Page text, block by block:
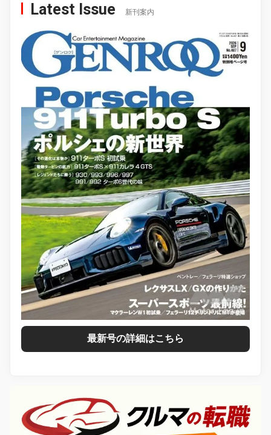
Latest Issue 新刊案内
最新号の詳細はこちら